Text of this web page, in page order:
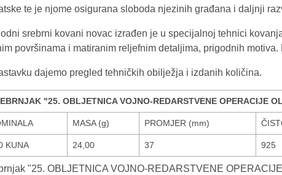
te je njome osigurana sloboda njezinih građana i daljnji
srebrni kovani novac izrađen je u specijalnoj tehnici
površinama i matiranim reljefnim detaljima, prigodnih
dajemo pregled tehničkih obilježja i izdanih količina.
"25. OBLJETNICA VOJNO-REDARSTVENE OPERACIJE
MASA (g) PROMJER (mm)
KUNA 24,00 37 925
"25. OBLJETNICA VOJNO-REDARSTVENE